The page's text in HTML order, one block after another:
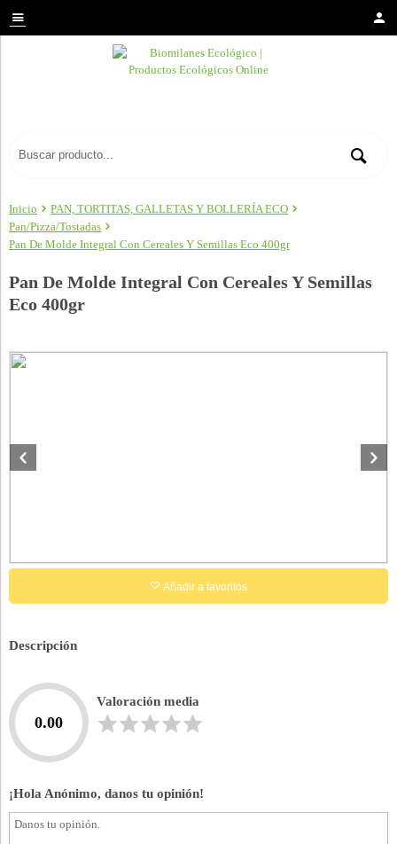
Inicio
PAN, TORTITAS, GALLETAS Y BOLLERÍA ECO
Pan/Pizza/Tostadas
Pan De Molde Integral Con Cereales Y Semillas Eco 400gr
Pan De Molde Integral Con Cereales Y Semillas
Eco 400gr
Añadir a favoritos
Descripción
0.00
Valoración media
¡Hola Anónimo, danos tu opinión!